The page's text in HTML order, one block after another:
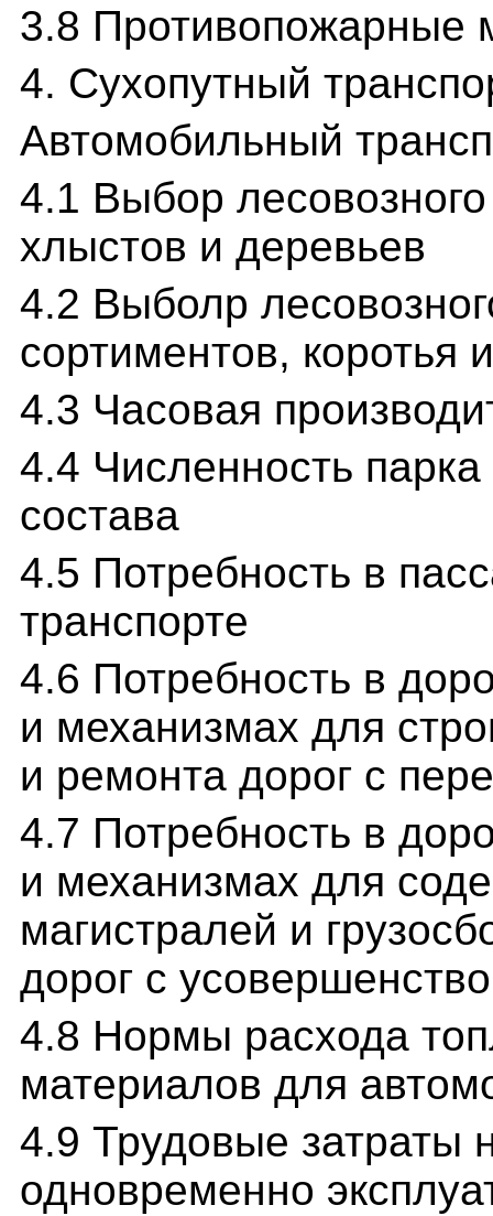
3.8 Противопожарные
4. Сухопутный
Автомобильный
4.1 Выбор
хлыстов и деревьев
4.2 Выболр
сортиментов, коротья
4.3 Часовая
4.4 Численность
состава
4.5 Потребность в
транспорте
4.6 Потребность в
и механизмах для
и ремонта дорог с
4.7 Потребность в
и механизмах для
магистралей и
дорог с
4.8 Нормы расхода
материалов для
4.9 Трудовые затраты
одновременно